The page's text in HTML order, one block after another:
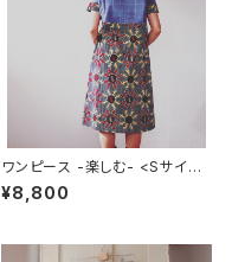
ワンピース -楽しむ- <Sサイズ
>
¥8,800